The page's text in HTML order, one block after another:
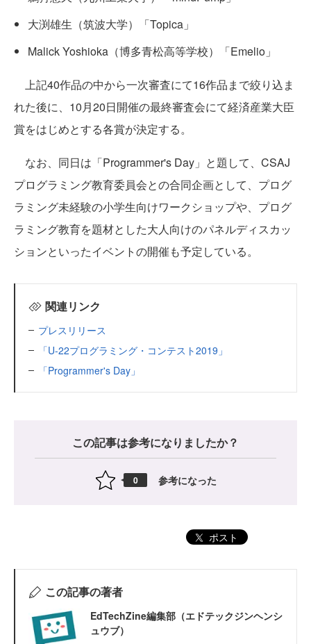
大渕雄生（筑波大学）「Topica」
Malick Yoshioka（博多青松高等学校）「Emelio」
上記40作品の中から一次審査にて16作品まで絞り込ま
れた後に、10月20日開催の最終審査会にて経済産業大臣
賞をはじめとする各賞が決定する。
なお、同日は「Programmer's Day」と題して、CSAJ
プログラミング教育委員会との合同企画として、プログ
ラミング未経験の小学生向けワークショップや、プログ
ラミング教育を題材とした大人向けのパネルディスカッ
ションといったイベントの開催も予定している。
関連リンク
プレスリリース
「U-22プログラミング・コンテスト2019」
「Programmer's Day」
この記事は参考になりましたか？
0 参考になった
ポスト
この記事の著者
EdTechZine編集部（エドテックジンヘンシ
ュウブ）